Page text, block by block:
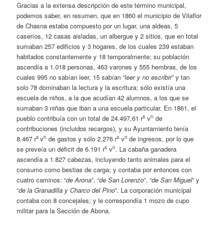
Gracias a la extensa descripción de este término municipal,
podemos saber, en resumen, que en 1860 el municipio de Vilaflor
de Chasna estaba compuesto por un lugar, una aldeas, 5
caseríos, 12 casas aisladas, un albergue y 2 sitios, que en total
sumaban 257 edificios y 3 hogares, de los cuales 239 estaban
habitados constantemente y 18 temporalmente; su población
ascendía a 1.018 personas, 463 varones y 555 hembras, de los
cuales 995 no sabían leer, 15 sabían “leer y no escribir” y tan
solo 78 dominaban la lectura y la escritura; sólo existía una
escuela de niños, a la que acudían 42 alumnos, a los que se
sumaban 3 niñas que iban a una escuela particular. En 1861, el
pueblo contribuía con un total de 24.497,61 rs vn de
contribuciones (incluidos recargos), y su Ayuntamiento tenía
8.467 rsvn de gastos y sólo 2.276 rs vnde ingresos, por lo que
se preveía un déficit de 6.191 rs vn. La cabaña ganadera
ascendía a 1.827 cabezas, incluyendo tanto animales para el
consumo como bestias de carga; y contaba por entonces con
cuatro caminos: “de Arona”, “de San Lorenzo”, “de San Miguel” y
“de la Granadilla y Charco del Pino”. La corporación municipal
contaba con 8 concejales; y le correspondía 1 mozo de cupo
militar para la Sección de Abona.